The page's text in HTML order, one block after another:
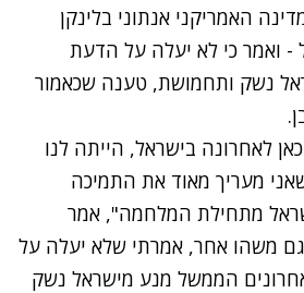
האמריקני אנתוני בלינקן
ואמר כי לא יעלה על הדעת
נשק ותחמושת, טענה שכאמור
לאחרונה בישראל, הייתה לנו
מעריך מאוד את התמיכה
מתחילת המלחמה", אמר
משהו אחר, אמרתי שלא יעלה על
הממשל מנע מישראל נשק